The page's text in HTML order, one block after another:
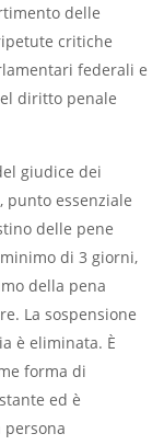
delle
critiche
federali e
diritto penale
giudice dei
essenziale
delle pene
di 3 giorni,
della pena
La sospensione
è eliminata. È
forma di
ed è